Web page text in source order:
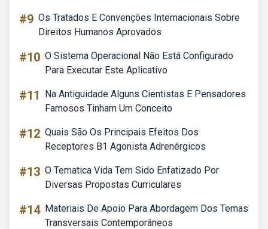
#9 Os Tratados E Convenções Internacionais Sobre
Direitos Humanos Aprovados
#10 O Sistema Operacional Não Está Configurado
Para Executar Este Aplicativo
#11
Na Antiguidade Alguns Cientistas E Pensadores
Famosos Tinham Um Conceito
#12 Quais São Os Principais Efeitos Dos
Receptores B1 Agonista Adrenérgicos
#13 O Tematica Vida Tem Sido Enfatizado Por
Diversas Propostas Curriculares
#14 Materiais De Apoio Para Abordagem Dos Temas
Transversais Contemporâneos